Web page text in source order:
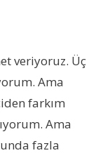
veriyoruz. Üç
Ama
farkım
Ama
fazla